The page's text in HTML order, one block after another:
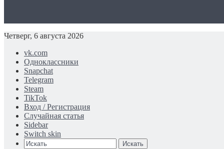
Четверг, 6 августа 2026
vk.com
Одноклассники
Snapchat
Telegram
Steam
TikTok
Вход / Регистрация
Случайная статья
Sidebar
Switch skin
Искать